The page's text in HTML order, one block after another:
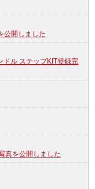
公開しました
ル ステップKIT登録完
真を公開しました